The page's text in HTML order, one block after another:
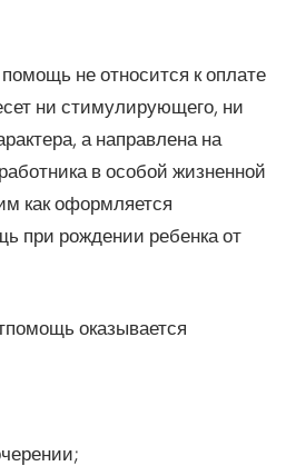
не относится к оплате
ни стимулирующего, ни
а направлена на
в особой жизненной
как оформляется
при рождении ребенка от
оказывается